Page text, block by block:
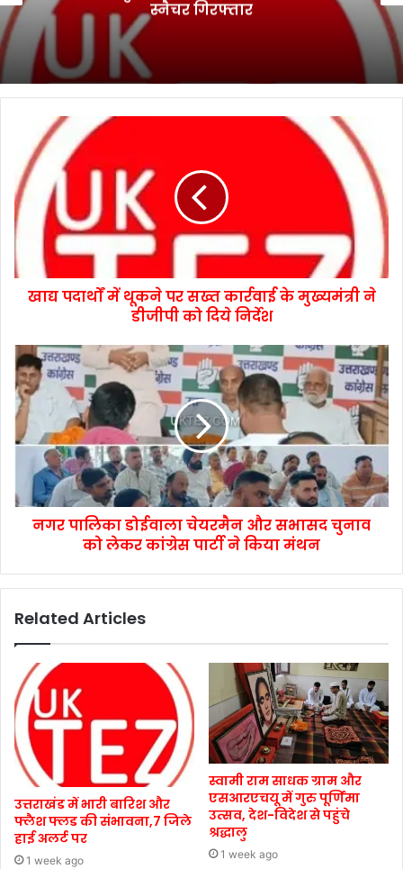
स्नैचर गिरफ्तार
खाद्य पदार्थों में थूकने पर सख्त कार्रवाई के मुख्यमंत्री ने
डीजीपी को दिये निर्देश
नगर पालिका डोईवाला चेयरमैन और सभासद चुनाव
को लेकर कांग्रेस पार्टी ने किया मंथन
Related Articles
उत्तराखंड में भारी बारिश और
फ्लैश फ्लड की संभावना,7 जिले
हाई अलर्ट पर
1 week ago
स्वामी राम साधक ग्राम और
एसआरएचयू में गुरु पूर्णिमा
उत्सव, देश-विदेश से पहुंचे
श्रद्धालु
1 week ago